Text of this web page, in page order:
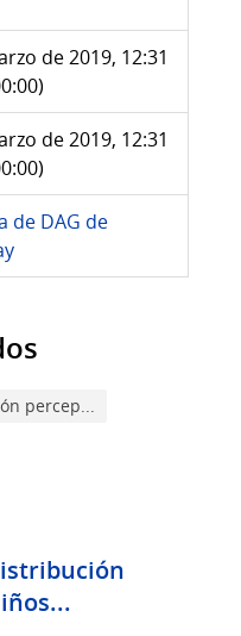
de 2019, 12:31
de 2019, 12:31
de DAG de
percep...